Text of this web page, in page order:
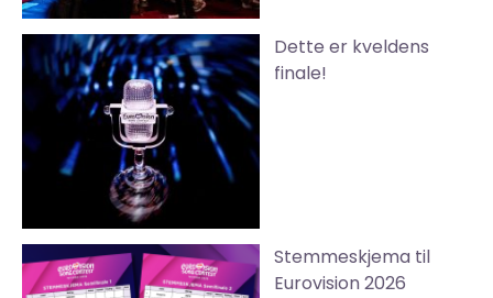
Dette er kveldens
finale!
Stemmeskjema til
Eurovision 2026